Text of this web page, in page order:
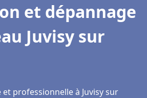
et dépannage
Juvisy sur
professionnelle à Juvisy sur